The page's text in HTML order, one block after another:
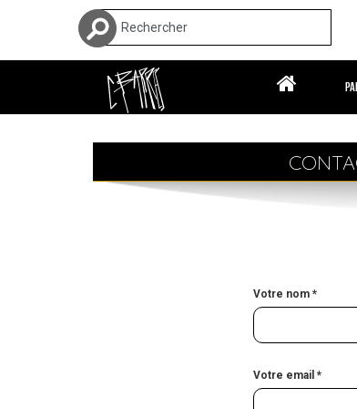
Aller au contenu principal
Accueil
Formulaire de recherche
Rechercher
Votre nom*
Votre email*